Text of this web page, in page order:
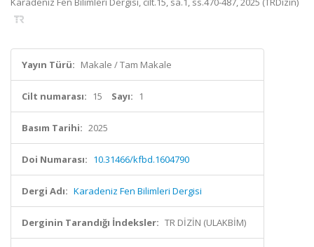
Yayın Türü: Makale / Tam Makale
Cilt numarası: 15 Sayı: 1
Basım Tarihi: 2025
Doi Numarası: 10.31466/kfbd.1604790
Dergi Adı: Karadeniz Fen Bilimleri Dergisi
Derginin Tarandığı İndeksler: TR DİZİN (ULAKBİM)